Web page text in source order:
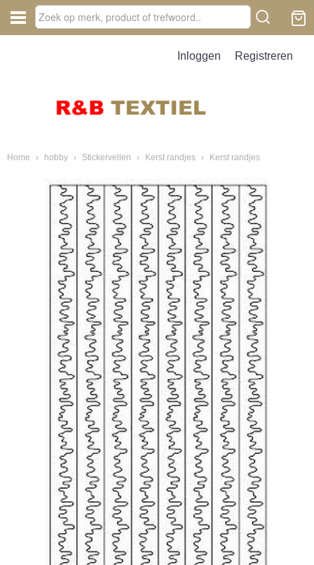
Inloggen Registreren
Home › hobby › Stickervellen › Kerst randjes › Kerst randjes